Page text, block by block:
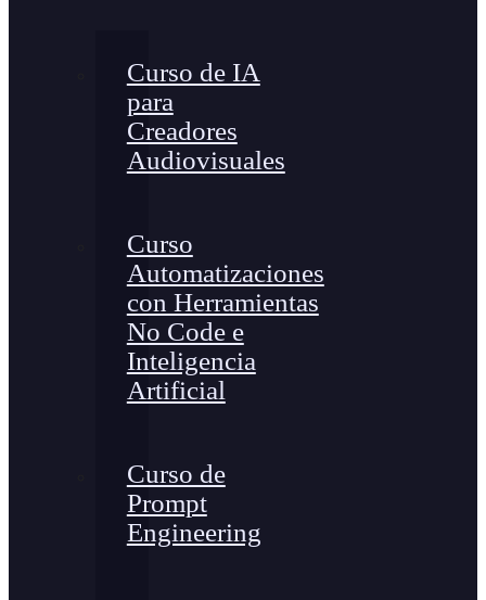
Curso de IA
para
Creadores
Audiovisuales
Curso
Automatizaciones
con Herramientas
No Code e
Inteligencia
Artificial
Curso de
Prompt
Engineering